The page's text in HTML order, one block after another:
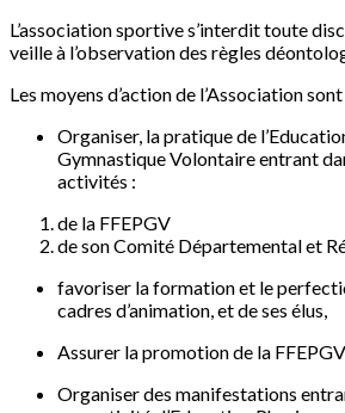
L’association sportive s’interdit toute
veille à l’observation des règles
Les moyens d’action de l’Association sont
Organiser, la pratique de
Gymnastique Volontaire entrant
activités :
de la FFEPGV
de son Comité Départemental et
favoriser la formation et le
cadres d’animation, et de ses élus,
Assurer la promotion de la FFEPGV,
Organiser des manifestations